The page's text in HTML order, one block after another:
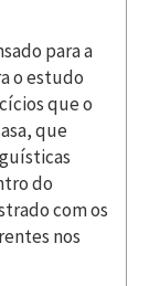
para a
o estudo
que o
que
do
com os
nos